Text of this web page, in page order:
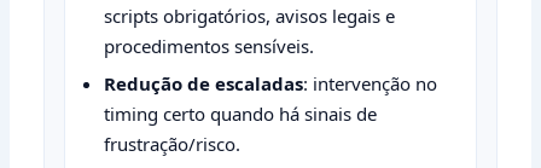
scripts obrigatórios, avisos legais e
procedimentos sensíveis.
Redução de escaladas: intervenção no
timing certo quando há sinais de
frustração/risco.